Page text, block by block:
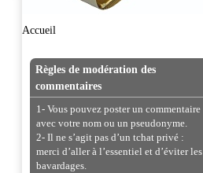
Accueil
Règles de modération des
commentaires
1- Vous pouvez poster un commentaire
avec votre nom ou un pseudonyme.
2- Il ne s’agit pas d’un tchat privé :
merci d’aller à l’essentiel et d’éviter les
bavardages.